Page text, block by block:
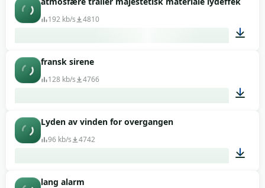
00:28
192 kb/s 4810
fransk sirene
128 kb/s 4766
Lyden av vinden for overgangen
96 kb/s 4742
lang alarm